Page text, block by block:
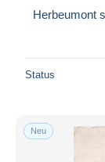
Herbeumont
Status
Neu